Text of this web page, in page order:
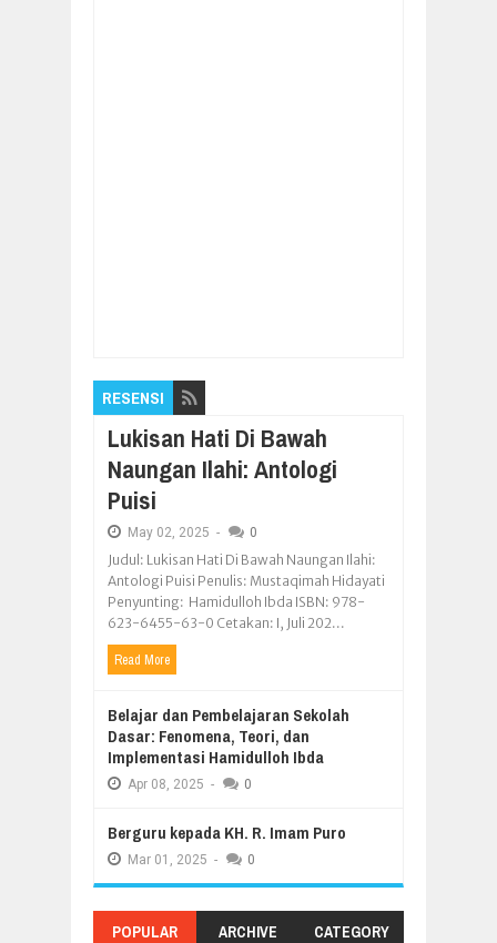
RESENSI
Lukisan Hati Di Bawah
Naungan Ilahi: Antologi
Puisi
May 02, 2025 - 0
Judul: Lukisan Hati Di Bawah Naungan Ilahi:
Antologi Puisi Penulis: Mustaqimah Hidayati
Penyunting: Hamidulloh Ibda ISBN: 978-
623-6455-63-0 Cetakan: I, Juli 202...
Read More
Belajar dan Pembelajaran Sekolah
Dasar: Fenomena, Teori, dan
Implementasi Hamidulloh Ibda
Apr 08, 2025 - 0
Berguru kepada KH. R. Imam Puro
Mar 01, 2025 - 0
POPULAR ARCHIVE CATEGORY